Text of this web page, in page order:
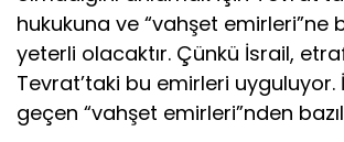
hukukuna ve “vahşet emirleri”ne
yeterli olacaktır. Çünkü İsrail,
Tevrat’taki bu emirleri uyguluyor.
geçen “vahşet emirleri”nden